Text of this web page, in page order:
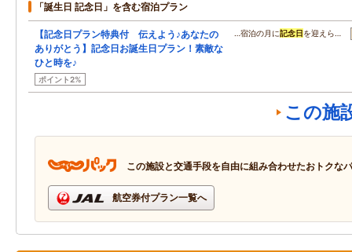
「誕生日 記念日」を含む宿泊プラン
【記念日プラン特典付 伝えよう♪あなたの
ありがとう】記念日お誕生日プラン！素敵な
ひと時を♪
ポイント2%
…宿泊の月に記念日 を迎えら…
この施
この施設と交通手段を自由に組み合わせたおトクな
航空券付プラン一覧へ